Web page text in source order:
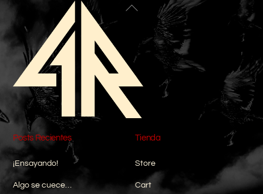
Back
Posts Recientes
¡Ensayando!
Algo se cuece…
Tienda
Store
Cart